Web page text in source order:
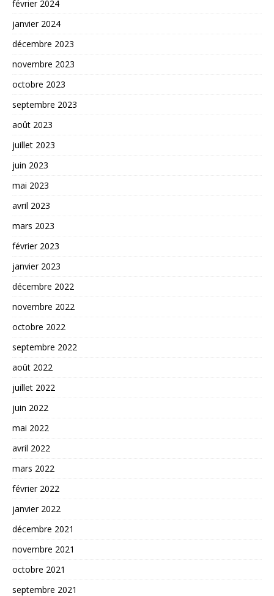
février 2024
janvier 2024
décembre 2023
novembre 2023
octobre 2023
septembre 2023
août 2023
juillet 2023
juin 2023
mai 2023
avril 2023
mars 2023
février 2023
janvier 2023
décembre 2022
novembre 2022
octobre 2022
septembre 2022
août 2022
juillet 2022
juin 2022
mai 2022
avril 2022
mars 2022
février 2022
janvier 2022
décembre 2021
novembre 2021
octobre 2021
septembre 2021